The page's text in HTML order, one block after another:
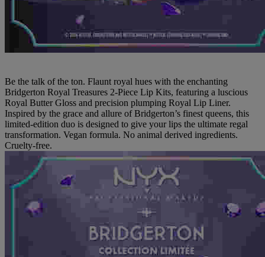
Be the talk of the ton. Flaunt royal hues with the enchanting
Bridgerton Royal Treasures 2-Piece Lip Kits, featuring a luscious
Royal Butter Gloss and precision plumping Royal Lip Liner.
Inspired by the grace and allure of Bridgerton’s finest queens, this
limited-edition duo is designed to give your lips the ultimate regal
transformation. Vegan formula. No animal derived ingredients.
Cruelty-free.